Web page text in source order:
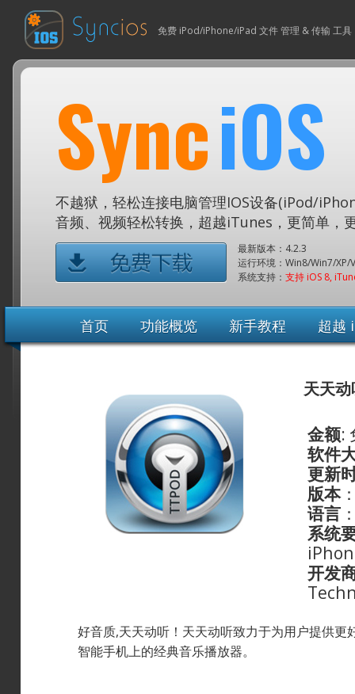
免费 iPod/iPhone/iPad 文件 管理 & 传输 工具
SynciOS
不越狱，轻松连接电脑管理IOS设备(iPod/
音频、视频轻松转换，超越iTunes，更简单，
最新版本：4.2.3
运行环境：Win8/Win7/XP/
系统支持： 支持 iOS 8,
首页 功能概览 新手教程 超越
天天
金额:
软件
更新
版本
语言
系统
开发
好音质,天天动听！天天动听致力于为用户提供
智能手机上的经典音乐播放器。